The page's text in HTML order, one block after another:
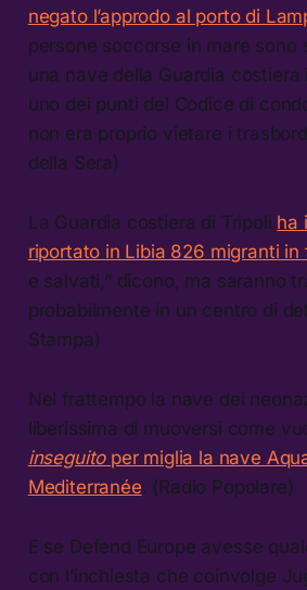
negato l’approdo al porto di
persone soccorse in mare sono
una nave della Guardia
uno dei punti del Codice di
non era proprio vietare i
della Sera)
La Guardia costiera di Tripoli ha
riportato in Libia 826 migranti in
e salvati,” dicono, ma saranno
probabilmente in un centro di
Stampa)
Nel frattempo la nave dei
liberissima di muoversi come
inseguito per miglia la nave
Mediterranée. (Radio Popolare)
E se Defend Europe avesse
con l’inchiesta che coinvolge